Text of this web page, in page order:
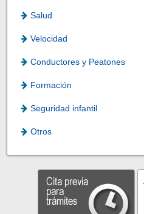
Salud
Velocidad
Conductores y Peatones
Formación
Seguridad infantil
Otros